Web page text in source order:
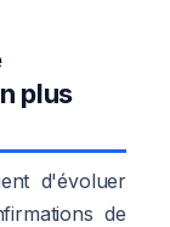
plus
d'évoluer
de